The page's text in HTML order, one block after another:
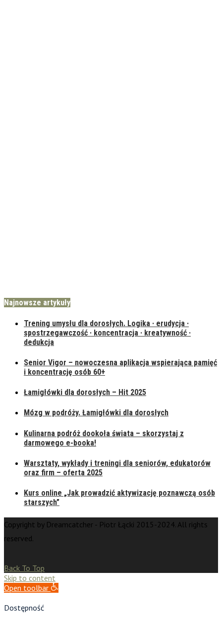
Najnowsze artykuły
Trening umysłu dla dorosłych. Logika · erudycja ·
spostrzegawczość · koncentracja · kreatywność ·
dedukcja
Senior Vigor – nowoczesna aplikacja wspierająca pamięć
i koncentrację osób 60+
Łamigłówki dla dorosłych – Hit 2025
Mózg w podróży. Łamigłówki dla dorosłych
Kulinarna podróż dookoła świata – skorzystaj z
darmowego e-booka!
Warsztaty, wykłady i treningi dla seniorów, edukatorów
oraz firm – oferta 2025
Kurs online „Jak prowadzić aktywizację poznawczą osób
starszych”
Copyright by Dreamcatcher - Piotr Łącki 2015-2024. All rights
reserved.
Back To Top
Skip to content
Open toolbar
Dostępność